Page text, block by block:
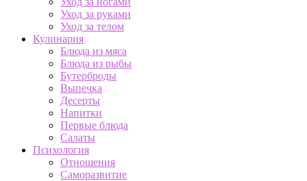
Уход за руками
Уход за телом
Кулинария
Блюда из мяса
Блюда из рыбы
Бутерброды
Выпечка
Десерты
Напитки
Первые блюда
Салаты
Психология
Отношения
Саморазвитие